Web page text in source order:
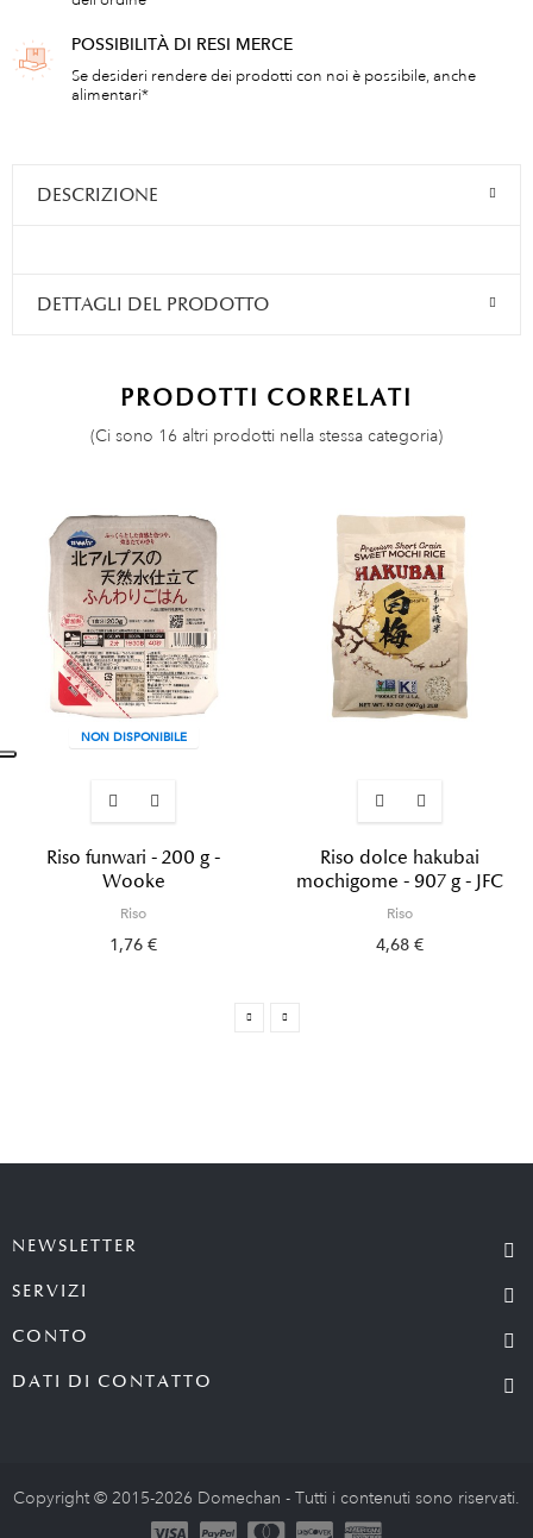
POSSIBILITÀ DI RESI MERCE
Se desideri rendere dei prodotti con noi è possibile, anche
alimentari*
DESCRIZIONE
DETTAGLI DEL PRODOTTO
PRODOTTI CORRELATI
(Ci sono 16 altri prodotti nella stessa categoria)
NON DISPONIBILE
Riso funwari - 200 g -
Wooke
Riso
1,76 €
Riso dolce hakubai
mochigome - 907 g - JFC
Riso
4,68 €
NEWSLETTER
SERVIZI
CONTO
DATI DI CONTATTO
Copyright © 2015-2026 Domechan - Tutti i contenuti sono riservati.